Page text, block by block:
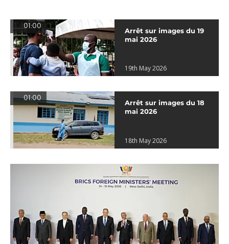
01:00
Arrêt sur images du 19
mai 2026
19th May 2026
01:00
Arrêt sur images du 18
mai 2026
18th May 2026